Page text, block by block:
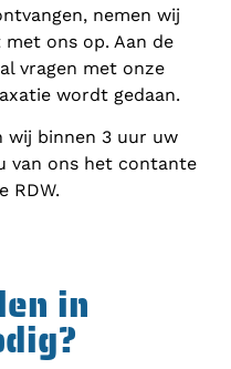
nemen wij
ons op. Aan de
vragen met onze
wordt gedaan.
wij binnen 3 uur uw
van ons het contante
RDW.
in